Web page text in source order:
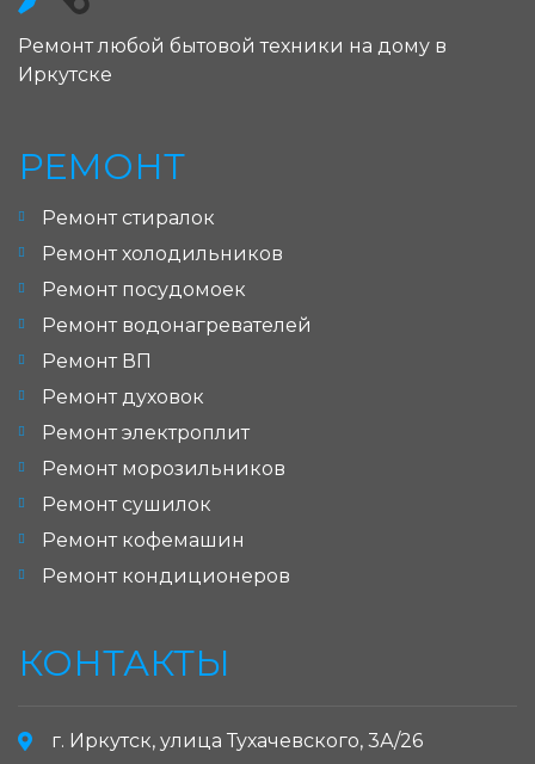
Ремонт любой бытовой техники на дому в
Иркутске
РЕМОНТ
Ремонт стиралок
Ремонт холодильников
Ремонт посудомоек
Ремонт водонагревателей
Ремонт ВП
Ремонт духовок
Ремонт электроплит
Ремонт морозильников
Ремонт сушилок
Ремонт кофемашин
Ремонт кондиционеров
КОНТАКТЫ
г. Иркутск, улица Тухачевского, 3А/26